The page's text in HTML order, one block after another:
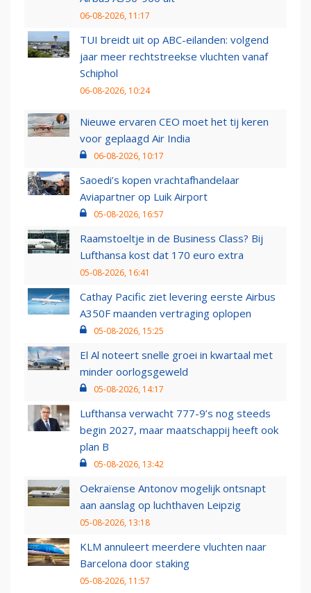
06-08-2026, 11:17
TUI breidt uit op ABC-eilanden: volgend
jaar meer rechtstreekse vluchten vanaf
Schiphol
06-08-2026, 10:24
Nieuwe ervaren CEO moet het tij keren
voor geplaagd Air India
06-08-2026, 10:17
Saoedi’s kopen vrachtafhandelaar
Aviapartner op Luik Airport
05-08-2026, 16:57
Raamstoeltje in de Business Class? Bij
Lufthansa kost dat 170 euro extra
05-08-2026, 16:41
Cathay Pacific ziet levering eerste Airbus
A350F maanden vertraging oplopen
05-08-2026, 15:25
El Al noteert snelle groei in kwartaal met
minder oorlogsgeweld
05-08-2026, 14:17
Lufthansa verwacht 777-9’s nog steeds
begin 2027, maar maatschappij heeft ook
plan B
05-08-2026, 13:42
Oekraïense Antonov mogelijk ontsnapt
aan aanslag op luchthaven Leipzig
05-08-2026, 13:18
KLM annuleert meerdere vluchten naar
Barcelona door staking
05-08-2026, 11:57